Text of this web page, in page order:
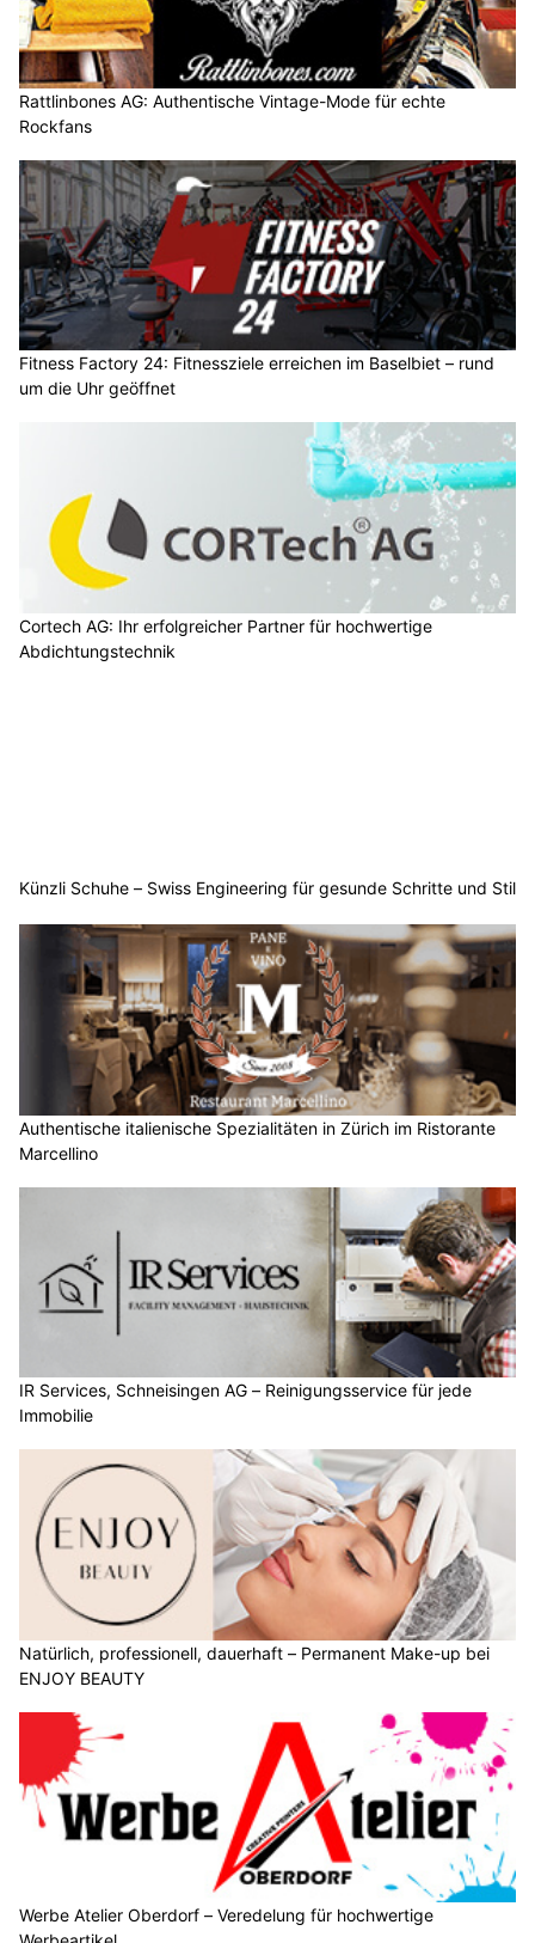
Rattlinbones AG: Authentische Vintage-Mode für echte
Rockfans
Fitness Factory 24: Fitnessziele erreichen im Baselbiet – rund
um die Uhr geöffnet
Cortech AG: Ihr erfolgreicher Partner für hochwertige
Abdichtungstechnik
Künzli Schuhe – Swiss Engineering für gesunde Schritte und Stil
Authentische italienische Spezialitäten in Zürich im Ristorante
Marcellino
IR Services, Schneisingen AG – Reinigungsservice für jede
Immobilie
Natürlich, professionell, dauerhaft – Permanent Make-up bei
ENJOY BEAUTY
Werbe Atelier Oberdorf – Veredelung für hochwertige